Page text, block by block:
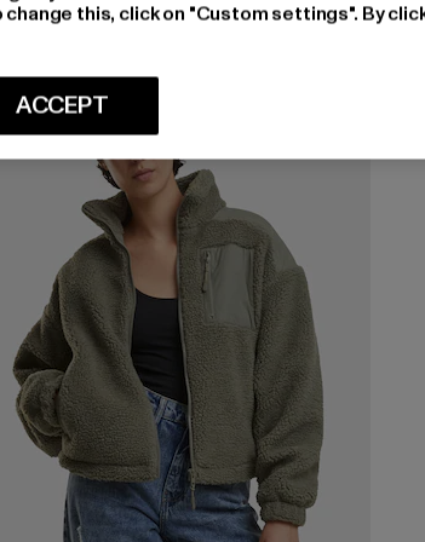
this, click on "Custom settings". By
ACCEPT